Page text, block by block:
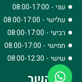
שני - 08:00-17:00
שלישי - 08:00-17:00
רביעי - 08:00-17:00
חמישי - 08:00-17:00
שישי - 08:00-12:30